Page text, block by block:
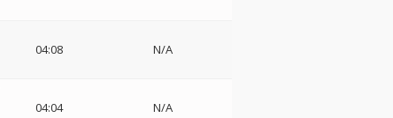
04:08 N/A
04:04 N/A